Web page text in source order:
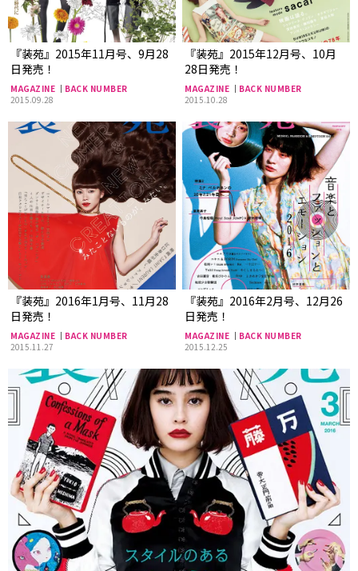
『装苑』2015年11月号、9月28
日発売！
MAGAZINE
BACK NUMBER
2015.09.28
『装苑』2015年12月号、10月
28日発売！
MAGAZINE
BACK NUMBER
2015.10.28
『装苑』2016年1月号、11月28
日発売！
MAGAZINE
BACK NUMBER
2015.11.27
『装苑』2016年2月号、12月26
日発売！
MAGAZINE
BACK NUMBER
2015.12.25